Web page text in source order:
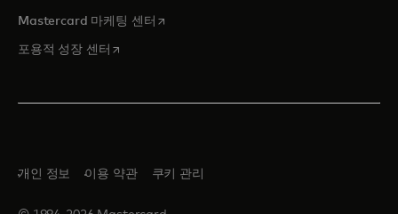
Mastercard 마케팅 센터 새 탭에서 열림
포용적 성장 센터 새 탭에서 열림
개인 정보 이용 약관 쿠키 관리